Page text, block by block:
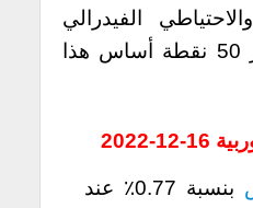
الفيدرالي
أسعار الفائدة بمقدار 50 نقطة أساس هذا
2022
بنسبة 0.77٪ عند